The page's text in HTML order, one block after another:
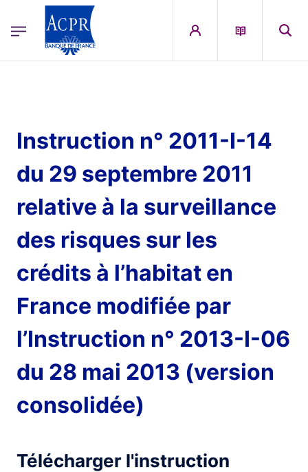
ACPR Menu Principal (French)
Instruction n° 2011-I-14
du 29 septembre 2011
relative à la surveillance
des risques sur les
crédits à l’habitat en
France modifiée par
l’Instruction n° 2013-I-06
du 28 mai 2013 (version
consolidée)
Télécharger l'instruction